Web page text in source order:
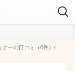
ナーの口コミ（0件）/